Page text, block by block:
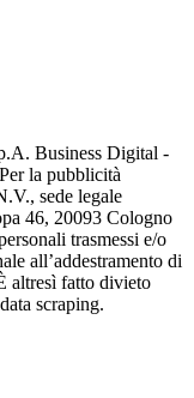
Business Digital -
la pubblicità
sede legale
46, 20093 Cologno
trasmessi e/o
all’addestramento di
altresì fatto divieto
scraping.